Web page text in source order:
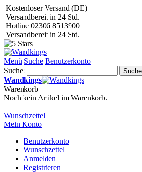
Kostenloser Versand (DE)
Versandbereit in 24 Std.
Hotline 02306 8513900
Versandbereit in 24 Std.
Menü Suche Benutzerkonto
Suche:
Suche
Wandkings
Warenkorb
Noch kein Artikel im Warenkorb.
Wunschzettel
Mein Konto
Benutzerkonto
Wunschzettel
Anmelden
Registrieren